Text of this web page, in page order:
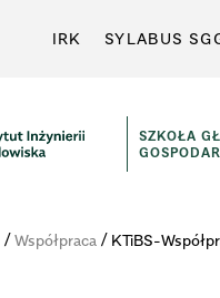
IRK SYLABUS
SZKOŁA
/Współpraca/ KTiBS-